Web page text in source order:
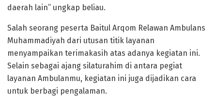
daerah lain” ungkap beliau.
Salah seorang peserta Baitul Arqom Relawan Ambulans
Muhammadiyah dari utusan titik layanan
menyampaikan terimakasih atas adanya kegiatan ini.
Selain sebagai ajang silaturahim di antara pegiat
layanan Ambulanmu, kegiatan ini juga dijadikan cara
untuk berbagi pengalaman.